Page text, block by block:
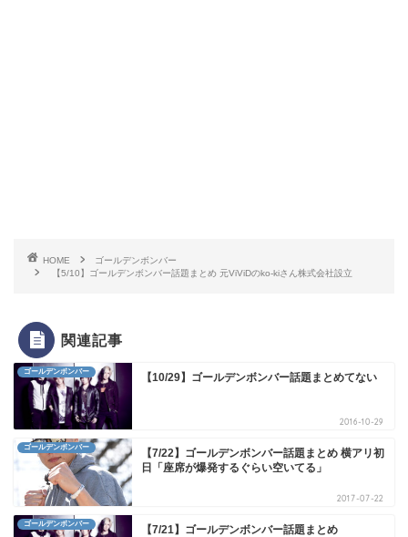
HOME
ゴールデンボンバー
【5/10】ゴールデンボンバー話題まとめ 元ViViDのko-kiさん株式会社設立
関連記事
ゴールデンボンバー 【10/29】ゴールデンボンバー話題まとめてない
2016-10-29
ゴールデンボンバー
【7/22】ゴールデンボンバー話題まとめ 横アリ初
日「座席が爆発するぐらい空いてる」
2017-07-22
ゴールデンボンバー 【7/21】ゴールデンボンバー話題まとめ